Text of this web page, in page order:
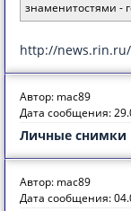
знаменитостями -
http://
Автор: mac89
Дата сообщения:
Личные снимки
Автор: mac89
Дата сообщения: